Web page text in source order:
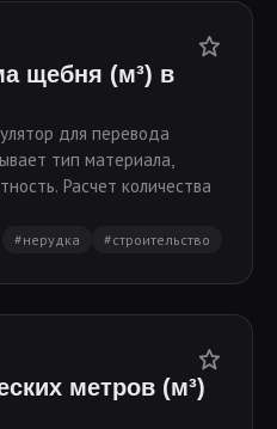
щебня (м³) в
для перевода
тип материала,
Расчет количества
#нерудка #строительство
метров (м³)